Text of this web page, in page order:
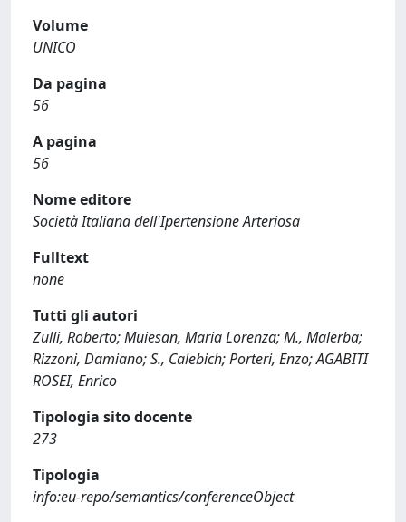
Volume
UNICO
Da pagina
56
A pagina
56
Nome editore
Società Italiana dell'Ipertensione Arteriosa
Fulltext
none
Tutti gli autori
Zulli, Roberto; Muiesan, Maria Lorenza; M., Malerba;
Rizzoni, Damiano; S., Calebich; Porteri, Enzo; AGABITI
ROSEI, Enrico
Tipologia sito docente
273
Tipologia
info:eu-repo/semantics/conferenceObject